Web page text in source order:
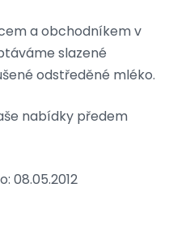
a obchodníkem v
slazené
odstředěné mléko.
nabídky předem
08.05.2012